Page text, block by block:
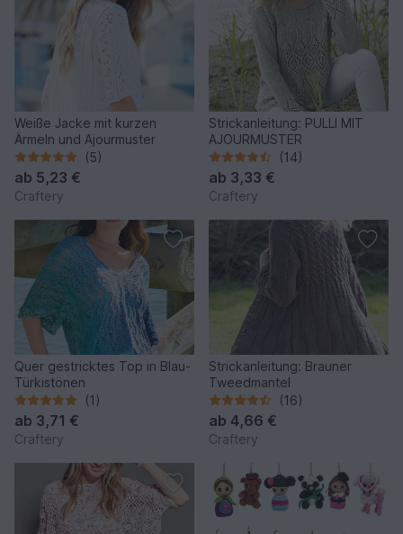
Weiße Jacke mit kurzen
Ärmeln und Ajourmuster
(5)
ab 5,23 €
Craftery
Strickanleitung: PULLI MIT
AJOURMUSTER
(14)
ab 3,33 €
Craftery
Quer gestricktes Top in Blau-
Türkistönen
(1)
ab 3,71 €
Craftery
Strickanleitung: Brauner
Tweedmantel
(16)
ab 4,66 €
Craftery